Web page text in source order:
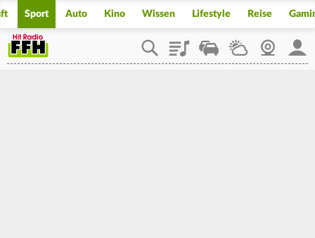
Sport Auto Kino Wissen Lifestyle Reise
PlaylistStaupilotWetterWebcam